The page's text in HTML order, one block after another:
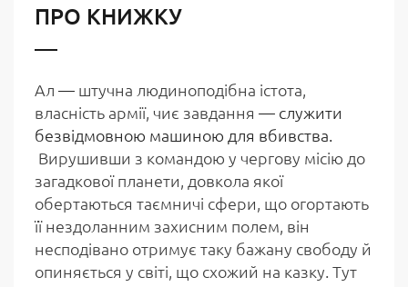
ПРО КНИЖКУ
Ал — штучна людиноподібна істота,
власність армії, чиє завдання — служити
безвідмовною машиною для вбивства.
Вирушивши з командою у чергову місію до
загадкової планети, довкола якої
обертаються таємничі сфери, що огортають
її нездоланним захисним полем, він
несподівано отримує таку бажану свободу й
опиняється у світі, що схожий на казку. Тут